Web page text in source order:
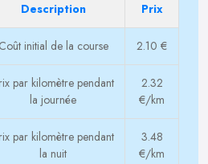
Description Prix
Coût initial de la course 2.10 €
par kilomètre pendant
la journée
2.32
€/km
par kilomètre pendant
la nuit
3.48
€/km